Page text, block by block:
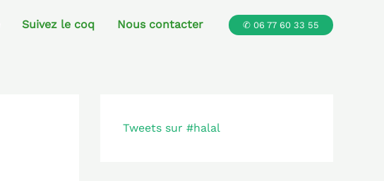
Suivez le coq Nous contacter ✆ 06 77 60 33 55
Tweets sur #halal